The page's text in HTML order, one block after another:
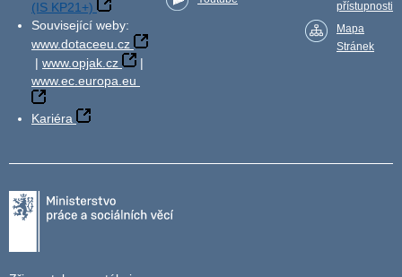
(IS KP21+)
Související weby:
www.dotaceeu.cz
| www.opjak.cz
|
www.ec.europa.eu
Kariéra
přístupnosti
Mapa
Stránek